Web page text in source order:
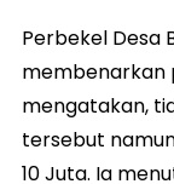
Perbekel Desa
membenarkan
mengatakan,
tersebut
10 Juta. Ia